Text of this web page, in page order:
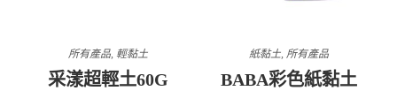
所有產品 輕黏土
采漾超輕土60G
紙黏土 所有產品
BABA彩色紙黏土